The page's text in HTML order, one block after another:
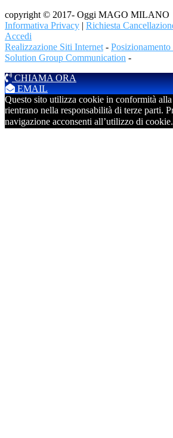
copyright © 2017- Oggi MAGO MILANO
Informativa Privacy | Richiesta
Accedi
Realizzazione Siti Internet -
Solution Group Communication -
CHIAMA ORA
EMAIL
Questo sito utilizza cookie in conformità
rientrano nella responsabilità di terze parti.
navigazione acconsenti all’utilizzo di cookie.